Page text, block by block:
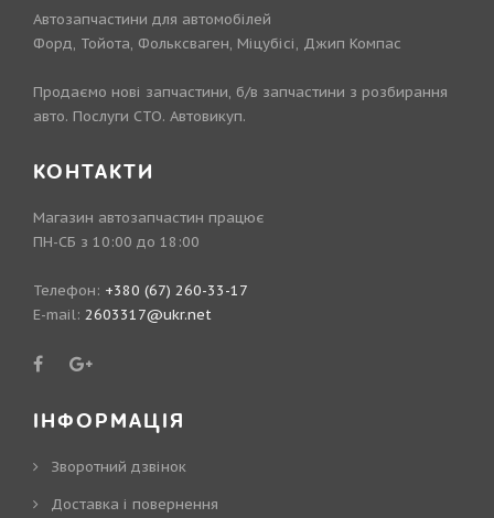
Автозапчастини для автомобілей
Форд, Тойота, Фольксваген, Міцубісі, Джип Компас
Продаємо нові запчастини, б/в запчастини з розбирання
авто. Послуги СТО. Автовикуп.
КОНТАКТИ
Магазин автозапчастин працює
ПН-СБ з 10:00 до 18:00
Телефон: +380 (67) 260-33-17
E-mail: 2603317@ukr.net
ІНФОРМАЦІЯ
Зворотний дзвінок
Доставка і повернення